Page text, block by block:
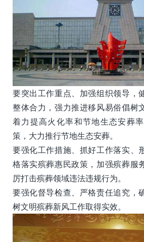
要突出工作重点、加强组织领导，
整体合力，强力推进移风易俗倡树
着力提高火化率和节地生态安葬
策，大力推行节地生态安葬。
要强化工作措施、抓好工作落实、
格落实殡葬惠民政策，加强殡葬服
厉打击殡葬领域违法违规行为。
要强化督导检查、严格责任追究，
树文明殡葬新风工作取得实效。